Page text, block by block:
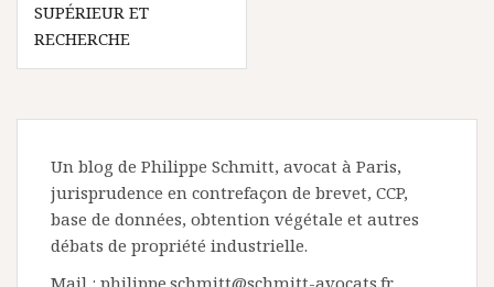
SUPÉRIEUR ET
RECHERCHE
Un blog de Philippe Schmitt, avocat à Paris,
jurisprudence en contrefaçon de brevet, CCP,
base de données, obtention végétale et autres
débats de propriété industrielle.